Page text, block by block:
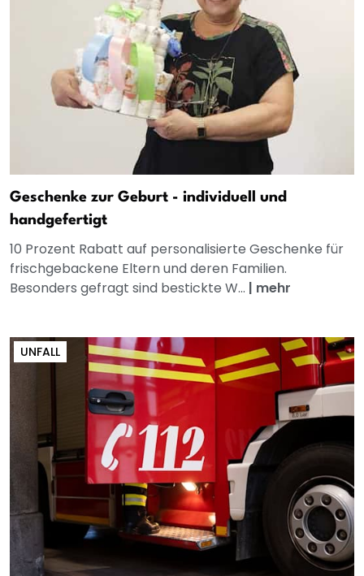
Geschenke zur Geburt - individuell und
handgefertigt
10 Prozent Rabatt auf personalisierte Geschenke für
frischgebackene Eltern und deren Familien.
Besonders gefragt sind bestickte W... | mehr
UNFALL